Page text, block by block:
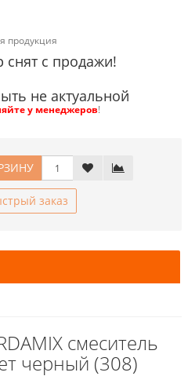
продукция
с продажи!
не актуальной
у менеджеров!
заказ
смеситель
черный (308)